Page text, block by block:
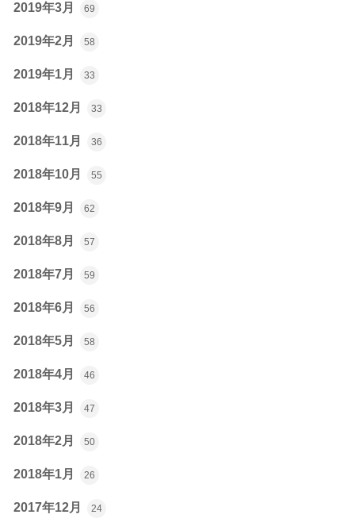
2019年3月 69
2019年2月 58
2019年1月 33
2018年12月 33
2018年11月 36
2018年10月 55
2018年9月 62
2018年8月 57
2018年7月 59
2018年6月 56
2018年5月 58
2018年4月 46
2018年3月 47
2018年2月 50
2018年1月 26
2017年12月 24